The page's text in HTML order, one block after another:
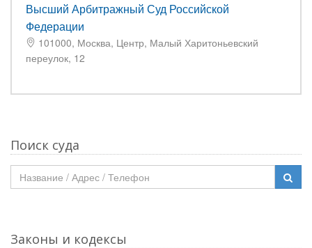
Высший Арбитражный Суд Российской
Федерации
101000, Москва, Центр, Малый Харитоньевский
переулок, 12
Поиск суда
Законы и кодексы